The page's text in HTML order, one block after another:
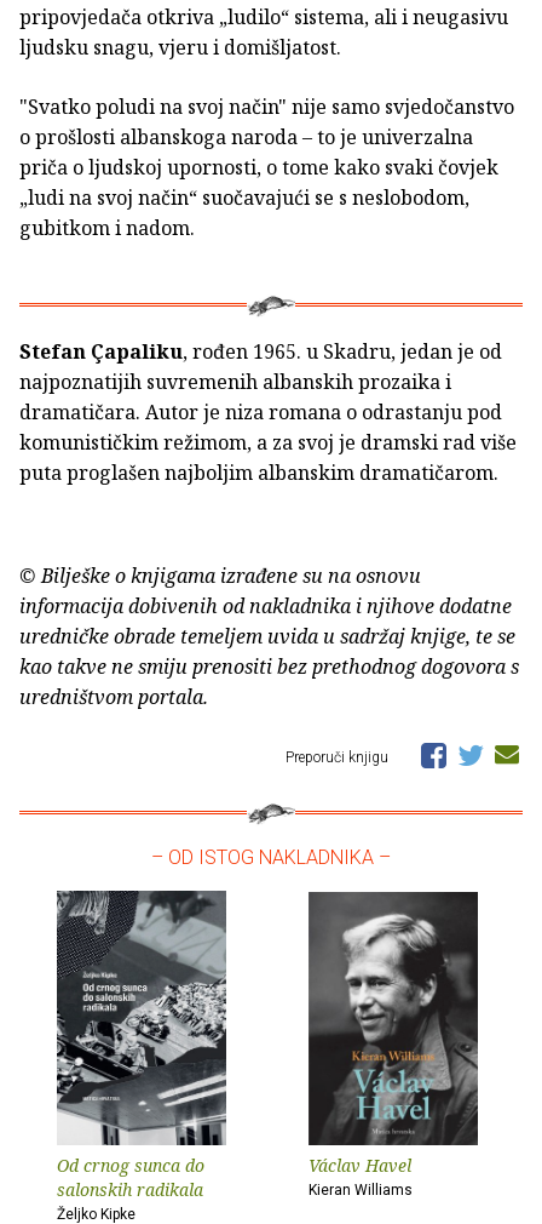
pripovjedača otkriva „ludilo“ sistema, ali i neugasivu
ljudsku snagu, vjeru i domišljatost.
"Svatko poludi na svoj način" nije samo svjedočanstvo
o prošlosti albanskoga naroda – to je univerzalna
priča o ljudskoj upornosti, o tome kako svaki čovjek
„ludi na svoj način“ suočavajući se s neslobodom,
gubitkom i nadom.
Stefan Çapaliku, rođen 1965. u Skadru, jedan je od
najpoznatijih suvremenih albanskih prozaika i
dramatičara. Autor je niza romana o odrastanju pod
komunističkim režimom, a za svoj je dramski rad više
puta proglašen najboljim albanskim dramatičarom.
© Bilješke o knjigama izrađene su na osnovu
informacija dobivenih od nakladnika i njihove dodatne
uredničke obrade temeljem uvida u sadržaj knjige, te se
kao takve ne smiju prenositi bez prethodnog dogovora s
uredništvom portala.
Preporuči knjigu
– OD ISTOG NAKLADNIKA –
Od crnog sunca do
salonskih radikala
Željko Kipke
Václav Havel
Kieran Williams